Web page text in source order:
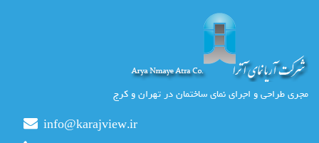
مجری طراحی و اجرای نمای ساختمان در تهران و کرج
info@karajview.ir